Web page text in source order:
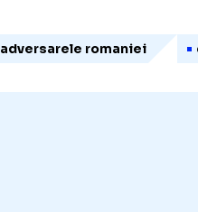
adversarele romaniei